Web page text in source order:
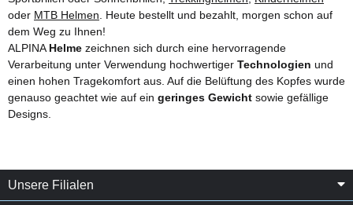
oder MTB Helmen . Heute bestellt und bezahlt, morgen schon auf
dem Weg zu Ihnen!
ALPINA Helme zeichnen sich durch eine hervorragende
Verarbeitung unter Verwendung hochwertiger Technologien und
einen hohen Tragekomfort aus. Auf die Belüftung des Kopfes wurde
genauso geachtet wie auf ein geringes Gewicht sowie gefällige
Designs.
Unsere Filialen